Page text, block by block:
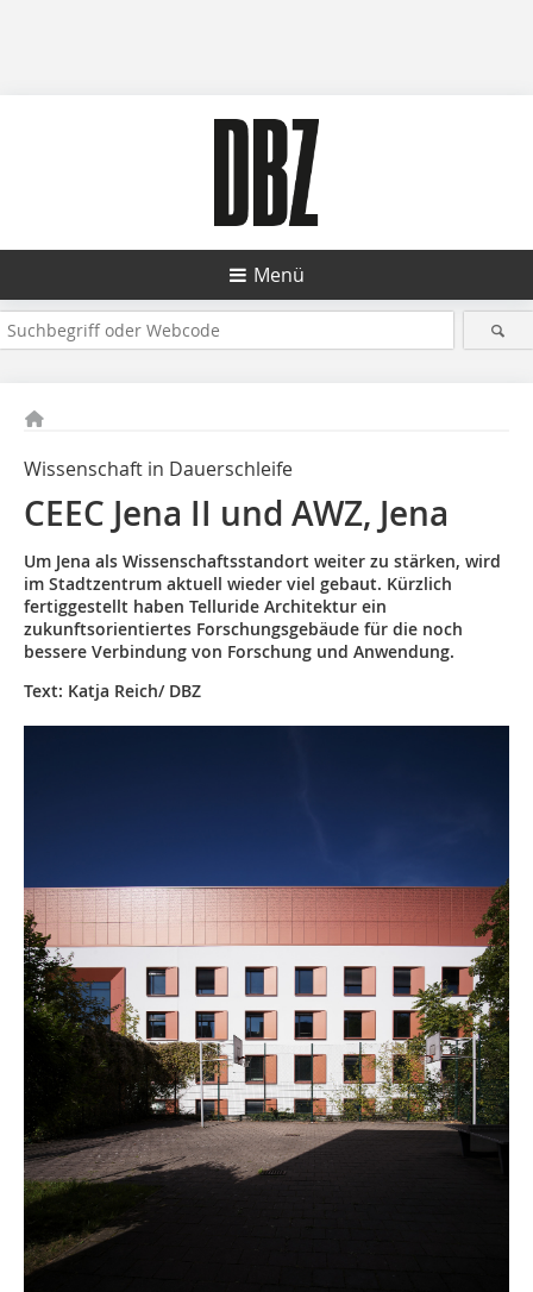
Menü
Wissenschaft in Dauerschleife
CEEC Jena II und AWZ, Jena
Um Jena als Wissenschaftsstandort weiter zu stärken, wird
im Stadtzentrum aktuell wieder viel gebaut. Kürzlich
fertiggestellt haben Telluride Architektur ein
zukunftsorientiertes Forschungsgebäude für die noch
bessere Verbindung von Forschung und Anwendung.
Text: Katja Reich/ DBZ